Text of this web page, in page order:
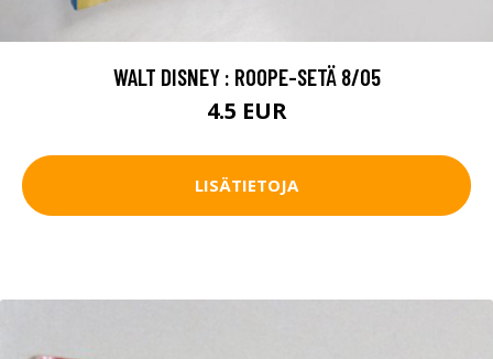
WALT DISNEY : ROOPE-SETÄ 8/05
4.5 EUR
LISÄTIETOJA